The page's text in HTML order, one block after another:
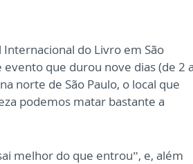
do Livro em São
que durou nove dias (de 2 a
norte de São Paulo, o local que
podemos matar bastante a
melhor do que entrou”, e, além